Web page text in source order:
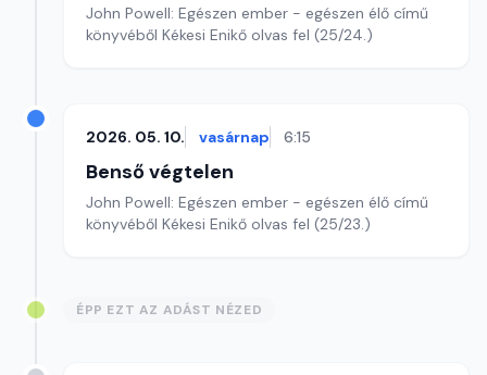
John Powell: Egészen ember - egészen élő című
könyvéből Kékesi Enikő olvas fel (25/24.)
2026. 05. 10. vasárnap 6:15
Benső végtelen
John Powell: Egészen ember - egészen élő című
könyvéből Kékesi Enikő olvas fel (25/23.)
ÉPP EZT AZ ADÁST NÉZED